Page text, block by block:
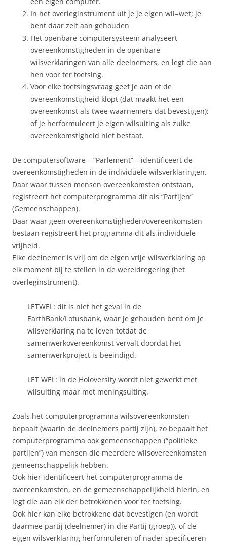
In het overleginstrument uit je je eigen wil=wet; je
bent daar zelf aan gehouden
Het openbare computersysteem analyseert
overeenkomstigheden in de openbare
wilsverklaringen van alle deelnemers, en legt die aan
hen voor ter toetsing.
Voor elke toetsingsvraag geef je aan of de
overeenkomstigheid klopt (dat maakt het een
overeenkomst als twee waarnemers dat bevestigen);
of je herformuleert je eigen wilsuiting als zulke
overeenkomstigheid niet bestaat.
De computersoftware – “Parlement” – identificeert de
overeenkomstigheden in de individuele wilsverklaringen.
Daar waar tussen mensen overeenkomsten ontstaan,
registreert het computerprogramma dit als “Partijen”
(Gemeenschappen).
Daar waar geen overeenkomstigheden/overeenkomsten
bestaan registreert het programma dit als individuele
vrijheid.
Elke deelnemer is vrij om de eigen vrije wilsverklaring op
elk moment bij te stellen in de wereldregering (het
overleginstrument).
LETWEL: dit is niet het geval in de
EarthBank/Lotusbank, waar je gehouden bent om je
wilsverklaring na te leven totdat de
samenwerkovereenkomst vervalt doordat het
samenwerkproject is beeindigd.
LET WEL: in de Holoversity wordt niet gewerkt met
wilsuiting maar met meningsuiting.
Zoals het computerprogramma wilsovereenkomsten
bepaalt (waarin de deelnemers partij zijn), zo bepaalt het
computerprogramma ook gemeenschappen (“politieke
partijen”) van mensen die meerdere wilsovereenkomsten
gemeenschappelijk hebben.
Ook hier identificeert het computerprogramma de
overeenkomsten, en de gemeenschappelijkheid hierin, en
legt die aan elk der betrokkenen voor ter toetsing.
Ook hier kan elke betrokkene dat bevestigen (en wordt
daarmee partij (deelnemer) in die Partij (groep)), of de
eigen wilsverklaring herformuleren of nader specificeren